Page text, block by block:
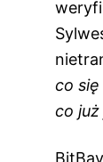
co
co już